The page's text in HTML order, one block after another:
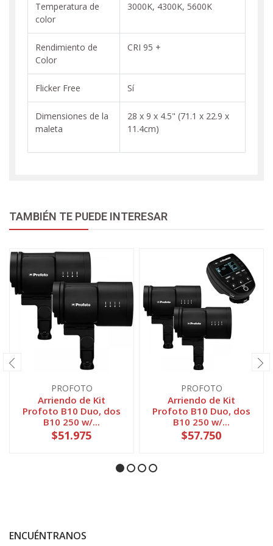
Temperatura de
color
3000K, 4300K, 5600K
Rendimiento de
Color
CRI 95 +
Flicker Free Sí
Dimensiones de la
maleta
28 x 9 x 4.5" (71.1 x 22.9 x
11.4cm)
TAMBIÉN TE PUEDE INTERESAR
PROFOTO
Arriendo de Kit
Profoto B10 Duo, dos
B10 250 w/...
$51.975
PROFOTO
Arriendo de Kit
Profoto B10 Duo, dos
B10 250 w/...
$57.750
ENCUÉNTRANOS